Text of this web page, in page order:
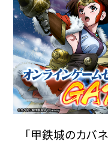
「甲鉄城のカバネ